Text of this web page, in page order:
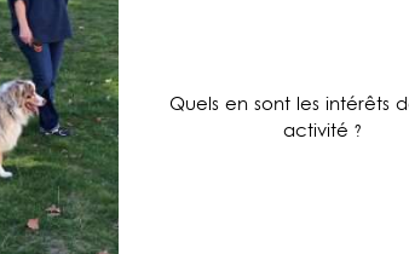
Quels en sont les intérêts
activité ?